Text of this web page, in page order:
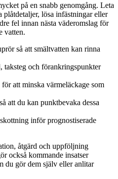
på en snabb genomgång. Leta
plåtdetaljer, lösa infästningar eller
fel innan nästa väderomslag för
vatten.
så att smältvatten kan rinna
taksteg och förankringspunkter
att minska värmeläckage som
att du kan punktbevaka dessa
inför prognostiserade
åtgärd och uppföljning
också kommande insatser
du gör dem själv eller anlitar